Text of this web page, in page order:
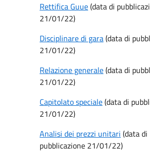
Rettifica Guue(data di
21/01/22)
Disciplinare di gara(data di
21/01/22)
Relazione generale(data di
21/01/22)
Capitolato speciale(data di
21/01/22)
Analisi dei prezzi unitari (data di
pubblicazione 21/01/22)